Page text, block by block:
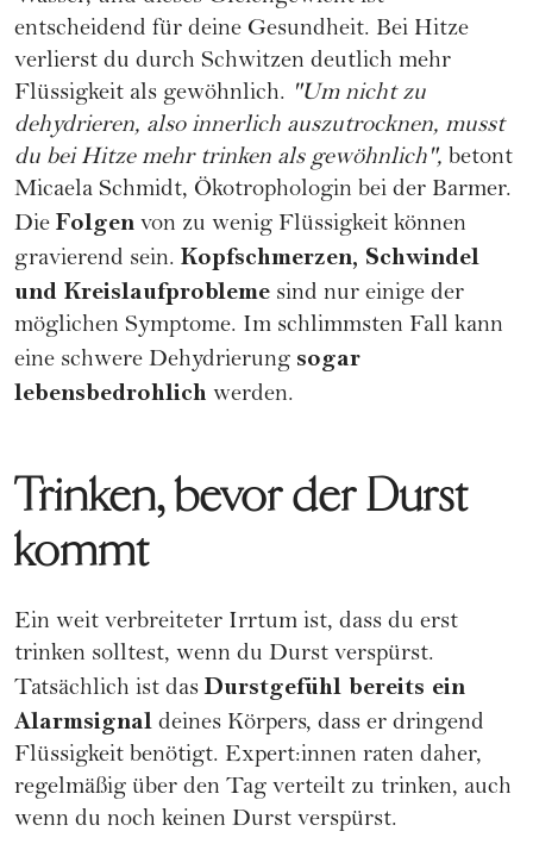
entscheidend für deine Gesundheit. Bei Hitze
verlierst du durch Schwitzen deutlich mehr
Flüssigkeit als gewöhnlich. "Um nicht zu
dehydrieren, also innerlich auszutrocknen, musst
du bei Hitze mehr trinken als gewöhnlich", betont
Micaela Schmidt, Ökotrophologin bei der Barmer.
Die Folgen von zu wenig Flüssigkeit können
gravierend sein. Kopfschmerzen, Schwindel
und Kreislaufprobleme sind nur einige der
möglichen Symptome. Im schlimmsten Fall kann
eine schwere Dehydrierung sogar
lebensbedrohlich werden.
Trinken, bevor der Durst
kommt
Ein weit verbreiteter Irrtum ist, dass du erst
trinken solltest, wenn du Durst verspürst.
Tatsächlich ist dasDurstgefühl bereits ein
Alarmsignal deines Körpers, dass er dringend
Flüssigkeit benötigt. Expert:innen raten daher,
regelmäßig über den Tag verteilt zu trinken, auch
wenn du noch keinen Durst verspürst.